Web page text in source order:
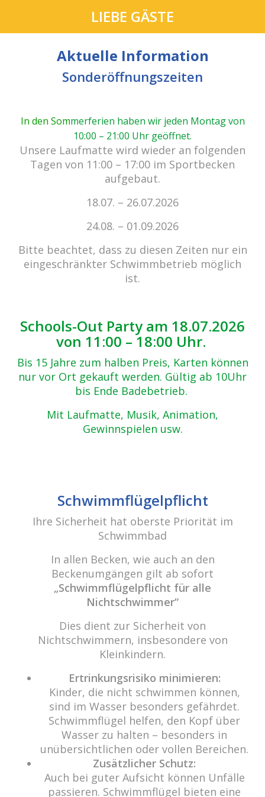
cabrio Senden - das Bad.
Außergewöhnlich, vielfältig!
Kein Einlass bei Gewitter
zu den E-Tickets
Zurück zur Übersicht
Navigation
Vorheriger Beitrag
cabrio Senden - das Bad
Bulderner Str. 15
Tel.: 0049 (0) 2597 - 93 918 -10
Fax: 0049 (0) 2597 - 93 918 -29
E-Mail:info@cabriosenden.de
Internet:www.cabriosenden.de
Wir freuen uns auf Sie!
Haben Sie Fragen? Wir kümmern uns drum!
LIEBE GÄSTE
Aktuelle Information
Sonderöffnungszeiten
In den Sommerferien haben wir jeden Montag von
10:00 – 21:00 Uhr geöffnet.
Unsere Laufmatte wird wieder an folgenden
Tagen von 11:00 – 17:00 im Sportbecken
aufgebaut.
18.07. – 26.07.2026
24.08. – 01.09.2026
Bitte beachtet, dass zu diesen Zeiten nur ein
eingeschränkter Schwimmbetrieb möglich
ist.
Schools-Out Party am 18.07.2026
von 11:00 – 18:00 Uhr.
Bis 15 Jahre zum halben Preis, Karten können
nur vor Ort gekauft werden. Gültig ab 10Uhr
bis Ende Badebetrieb.
Mit Laufmatte, Musik, Animation,
Gewinnspielen usw.
Schwimmflügelpflicht
Ihre Sicherheit hat oberste Priorität im
Schwimmbad
In allen Becken, wie auch an den
Beckenumgängen gilt ab sofort
„Schwimmflügelpflicht für alle
Nichtschwimmer“
Dies dient zur Sicherheit von
Nichtschwimmern, insbesondere von
Kleinkindern.
Ertrinkungsrisiko minimieren:
Kinder, die nicht schwimmen können,
sind im Wasser besonders gefährdet.
Schwimmflügel helfen, den Kopf über
Wasser zu halten – besonders in
unübersichtlichen oder vollen Bereichen.
Zusätzlicher Schutz:
Auch bei guter Aufsicht können Unfälle
passieren. Schwimmflügel bieten eine